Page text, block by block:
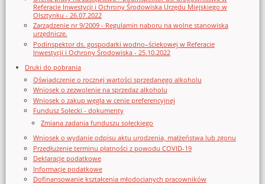
Referacie Inwestycji i Ochrony Środowiska Urzędu Miejskiego w
Olsztynku - 26.07.2022
Zarządzenie nr 9/2009 - Regulamin naboru na wolne stanowiska
urzędnicze.
Podinspektor ds. gospodarki wodno–ściekowej w Referacie
Inwestycji i Ochrony Środowiska - 25.10.2022
Druki do pobrania
Oświadczenie o rocznej wartości sprzedanego alkoholu
Wniosek o zezwolenie na sprzedaz alkoholu
Wniosek o zakup węgla w cenie preferencyjnej
Fundusz Sołecki - dokumenty
Zmiana zadania funduszu sołeckiego
Wniosek o wydanie odpisu aktu urodzenia, małżeństwa lub zgonu
Przedłużenie terminu płatności z powodu COVID-19
Deklaracje podatkowe
Informacje podatkowe
Dofinansowanie kształcenia młodocianych pracowników